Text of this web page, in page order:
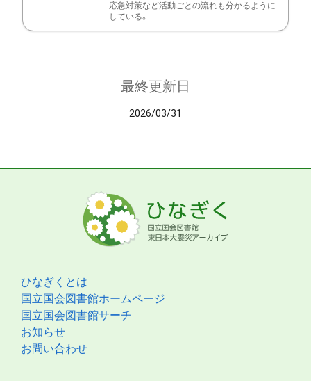
応急対策など活動ごとの流れも分かるように
している。
最終更新日
2026/03/31
ひなぎくとは
国立国会図書館ホームページ
国立国会図書館サーチ
お知らせ
お問い合わせ